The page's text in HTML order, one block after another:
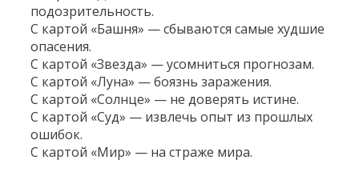
подозрительность.
С картой «Башня» — сбываются самые худшие
опасения.
С картой «Звезда» — усомниться прогнозам.
С картой «Луна» — боязнь заражения.
С картой «Солнце» — не доверять истине.
С картой «Суд» — извлечь опыт из прошлых
ошибок.
С картой «Мир» — на страже мира.